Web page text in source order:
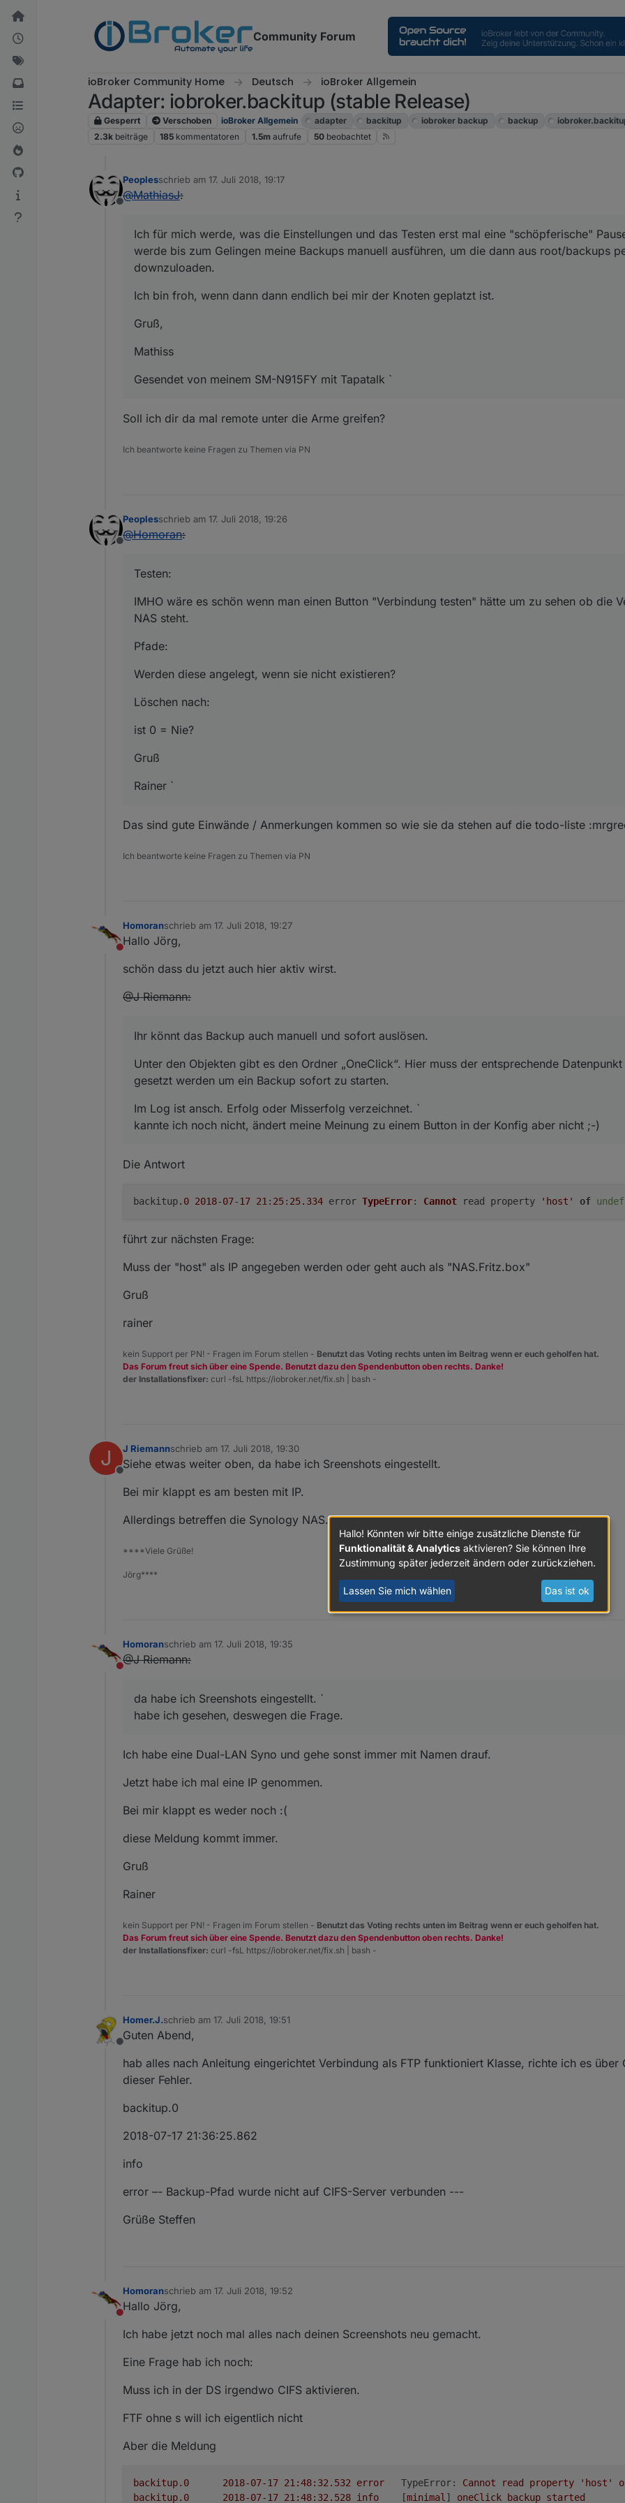
Weiter zum Inhalt
Community Forum
ioBroker Community Home Deutsch ioBroker Allgemein
Adapter: iobroker.backitup (stable Release)
Gesperrt Verschoben ioBroker Allgemein adapter backitup iobroker backup backup
2.3k beiträge 185 kommentatoren 1.5m aufrufe 50 beobachtet
Offline
Peoplesschrieb am 17. Juli 2018, 19:17
zuletzt editiert von
@MathiasJ:
Ich für mich werde, was die Einstellungen und das Testen erst mal eine "schöpferische"
werde bis zum Gelingen meine Backups manuell ausführen, um die dann aus root/backups
downzuloaden.
Ich bin froh, wenn dann dann endlich bei mir der Knoten geplatzt ist.
Gruß,
Mathiss
Gesendet von meinem SM-N915FY mit Tapatalk `
Soll ich dir da mal remote unter die Arme greifen?
Ich beantworte keine Fragen zu Themen via PN
Offline
Peoplesschrieb am 17. Juli 2018, 19:26
zuletzt editiert von
@Homoran:
Testen:
IMHO wäre es schön wenn man einen Button "Verbindung testen" hätte um zu sehen ob die
NAS steht.
Pfade:
Werden diese angelegt, wenn sie nicht existieren?
Löschen nach:
ist 0 = Nie?
Gruß
Rainer `
Das sind gute Einwände / Anmerkungen kommen so wie sie da stehen auf die todo-liste
Ich beantworte keine Fragen zu Themen via PN
Nicht stören
Homoranschrieb am 17. Juli 2018, 19:27
zuletzt editiert von
Hallo Jörg,
schön dass du jetzt auch hier aktiv wirst.
@J Riemann:
Ihr könnt das Backup auch manuell und sofort auslösen.
Unter den Objekten gibt es den Ordner „OneClick“. Hier muss der entsprechende
gesetzt werden um ein Backup sofort zu starten.
Im Log ist ansch. Erfolg oder Misserfolg verzeichnet. `
kannte ich noch nicht, ändert meine Meinung zu einem Button in der Konfig aber nicht ;-)
Die Antwort
backitup.0 2018-07-17 21 : 25: 25.334 error TypeError: Cannot read property 'host' of
führt zur nächsten Frage:
Muss der "host" als IP angegeben werden oder geht auch als "NAS.Fritz.box"
Gruß
rainer
kein Support per PN! - Fragen im Forum stellen - Benutzt das Voting rechts unten im Beitrag wenn er euch geholfen hat.
Das Forum freut sich über eine Spende. Benutzt dazu den Spendenbutton oben rechts. Danke!
der Installationsfixer: curl -fsL https://iobroker.net/fix.sh | bash -
J
Offline
J Riemannschrieb am 17. Juli 2018, 19:30
zuletzt editiert von
Siehe etwas weiter oben, da habe ich Sreenshots eingestellt.
Bei mir klappt es am besten mit IP.
Allerdings betreffen die Synology NAS.
****Viele Grüße!
Jörg****
Nicht stören
Homoranschrieb am 17. Juli 2018, 19:35
zuletzt editiert von
@J Riemann:
da habe ich Sreenshots eingestellt. `
habe ich gesehen, deswegen die Frage.
Ich habe eine Dual-LAN Syno und gehe sonst immer mit Namen drauf.
Jetzt habe ich mal eine IP genommen.
Bei mir klappt es weder noch :(
diese Meldung kommt immer.
Gruß
Rainer
kein Support per PN! - Fragen im Forum stellen - Benutzt das Voting rechts unten im Beitrag wenn er euch geholfen hat.
Das Forum freut sich über eine Spende. Benutzt dazu den Spendenbutton oben rechts. Danke!
der Installationsfixer: curl -fsL https://iobroker.net/fix.sh | bash -
Offline
Homer.J.schrieb am 17. Juli 2018, 19:51
zuletzt editiert von
Guten Abend,
hab alles nach Anleitung eingerichtet Verbindung als FTP funktioniert Klasse, richte ich es über
dieser Fehler.
backitup.0
2018-07-17 21:36:25.862
info
error –- Backup-Pfad wurde nicht auf CIFS-Server verbunden ---
Grüße Steffen
Nicht stören
Homoranschrieb am 17. Juli 2018, 19:52
zuletzt editiert von
Hallo Jörg,
Ich habe jetzt noch mal alles nach deinen Screenshots neu gemacht.
Eine Frage hab ich noch:
Muss ich in der DS irgendwo CIFS aktivieren.
FTF ohne s will ich eigentlich nicht
Aber die Meldung
backitup.0 error TypeError: Cannot read property 'host'
backitup.0
info
	[
minimal ] oneClick backup started
Hallo! Könnten wir bitte einige zusätzliche Dienste für
Funktionalität & Analytics aktivieren? Sie können Ihre
Zustimmung später jederzeit ändern oder zurückziehen.
Lassen Sie mich wählen Das ist ok